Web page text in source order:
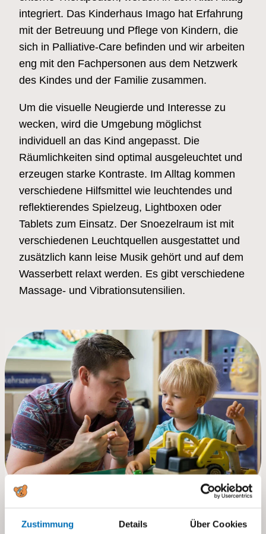
Zustimmung Details Über Cookies
integriert. Das Kinderhaus Imago hat Erfahrung
mit der Betreuung und Pflege von Kindern, die
sich in Palliative-Care befinden und wir arbeiten
eng mit den Fachpersonen aus dem Netzwerk
des Kindes und der Familie zusammen.
Um die visuelle Neugierde und Interesse zu
wecken, wird die Umgebung möglichst
individuell an das Kind angepasst. Die
Räumlichkeiten sind optimal ausgeleuchtet und
erzeugen starke Kontraste. Im Alltag kommen
verschiedene Hilfsmittel wie leuchtendes und
reflektierendes Spielzeug, Lightboxen oder
Tablets zum Einsatz. Der Snoezelraum ist mit
verschiedenen Leuchtquellen ausgestattet und
zusätzlich kann leise Musik gehört und auf dem
Wasserbett relaxt werden. Es gibt verschiedene
Massage- und Vibrationsutensilien.